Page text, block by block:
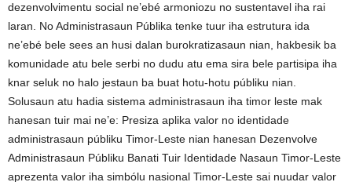
dezenvolvimentu social ne’ebé armoniozu no sustentavel iha rai
laran. No Administrasaun Públika tenke tuur iha estrutura ida
ne’ebé bele sees an husi dalan burokratizasaun nian, hakbesik ba
komunidade atu bele serbi no dudu atu ema sira bele partisipa iha
knar seluk no halo jestaun ba buat hotu-hotu públiku nian.
Solusaun atu hadia sistema administrasaun iha timor leste mak
hanesan tuir mai ne’e: Presiza aplika valor no identidade
administrasaun públiku Timor-Leste nian hanesan Dezenvolve
Administrasaun Públiku Banati Tuir Identidade Nasaun Timor-Leste
aprezenta valor iha simbólu nasional Timor-Leste sai nuudar valor